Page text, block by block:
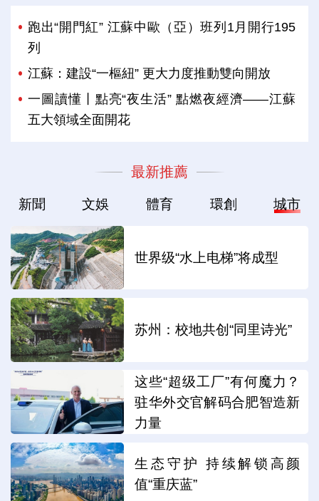
跑出“開門紅” 江蘇中歐（亞）班列1月開行195
列
江蘇：建設“一樞紐” 更大力度推動雙向開放
一圖讀懂丨點亮“夜生活” 點燃夜經濟——江蘇
五大領域全面開花
最新推薦
新聞 文娛 體育 環創 城市
世界级“水上电梯”将成型
苏州：校地共创“同里诗光”
这些“超级工厂”有何魔力？
驻华外交官解码合肥智造新
力量
生态守护 持续解锁高颜
值“重庆蓝”